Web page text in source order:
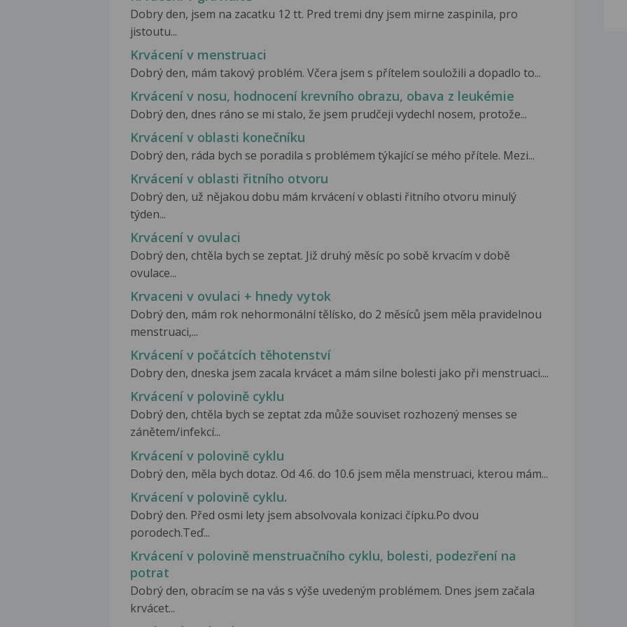
Dobry den, jsem na zacatku 12 tt. Pred tremi dny jsem mirne zaspinila, pro
jistoutu...
Krvácení v menstruaci
Dobrý den, mám takový problém. Včera jsem s přítelem souložili a dopadlo to...
Krvácení v nosu, hodnocení krevního obrazu, obava z leukémie
Dobrý den, dnes ráno se mi stalo, že jsem prudčeji vydechl nosem, protože...
Krvácení v oblasti konečníku
Dobrý den, ráda bych se poradila s problémem týkající se mého přítele. Mezi...
Krvácení v oblasti řitního otvoru
Dobrý den, už nějakou dobu mám krvácení v oblasti řitního otvoru minulý
týden...
Krvácení v ovulaci
Dobrý den, chtěla bych se zeptat. Již druhý měsíc po sobě krvacím v době
ovulace...
Krvaceni v ovulaci + hnedy vytok
Dobrý den, mám rok nehormonální tělísko, do 2 měsíců jsem měla pravidelnou
menstruaci,...
Krvácení v počátcích těhotenství
Dobry den, dneska jsem zacala krvácet a mám silne bolesti jako při menstruaci....
Krvácení v polovině cyklu
Dobrý den, chtěla bych se zeptat zda může souviset rozhozený menses se
zánětem/infekcí...
Krvácení v polovině cyklu
Dobrý den, měla bych dotaz. Od 4.6. do 10.6 jsem měla menstruaci, kterou mám...
Krvácení v polovině cyklu.
Dobrý den. Před osmi lety jsem absolvovala konizaci čípku.Po dvou
porodech.Teď...
Krvácení v polovině menstruačního cyklu, bolesti, podezření na
potrat
Dobrý den, obracím se na vás s výše uvedeným problémem. Dnes jsem začala
krvácet...